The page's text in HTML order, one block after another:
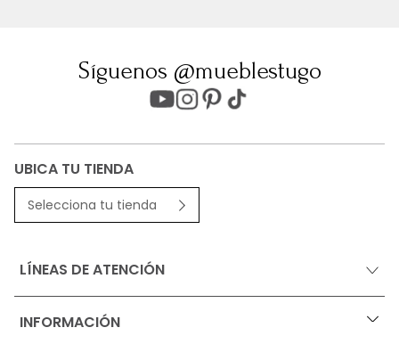
Síguenos @mueblestugo
UBICA TU TIENDA
Selecciona tu tienda
LÍNEAS DE ATENCIÓN
INFORMACIÓN +